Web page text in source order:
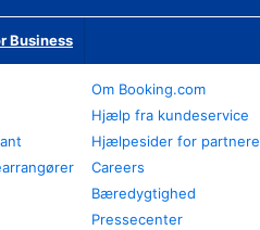
Business
Om Booking.com
Hjælp fra kundeservice
Hjælpesider for partnere
Careers
Bæredygtighed
Pressecenter